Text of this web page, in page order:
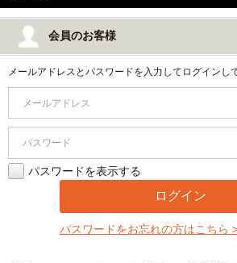
会員のお客様
メールアドレスとパスワードを入力してログインし
パスワードを表示する
パスワードをお忘れの方はこちら